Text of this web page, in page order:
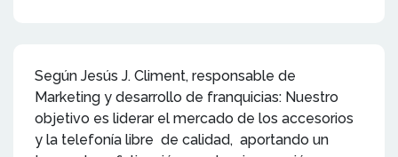
Según Jesús J. Climent, responsable de
Marketing y desarrollo de franquicias: Nuestro
objetivo es liderar el mercado de los accesorios
y la telefonía libre de calidad, aportando un